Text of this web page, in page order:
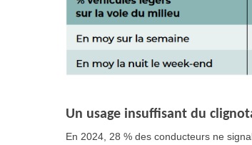
Un usage insuffisant du
En 2024, 28 % des conducteurs ne